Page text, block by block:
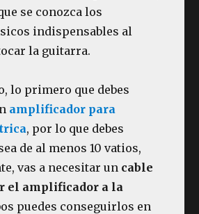
se conozca los
indispensables al
la guitarra.
lo primero que debes
amplificador para
, por lo que debes
de al menos 10 vatios,
vas a necesitar un cable
el amplificador a la
puedes conseguirlos en